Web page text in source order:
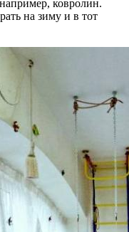
ковролин.
на зиму и в тот